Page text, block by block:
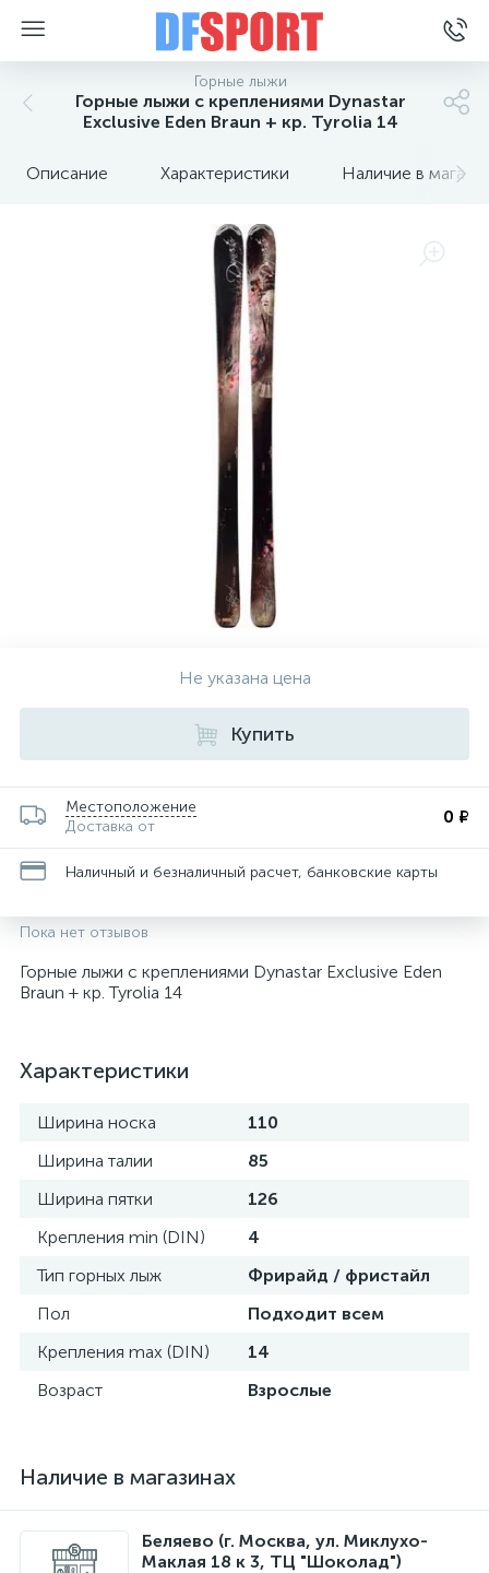
Горные лыжи
Горные лыжи с креплениями Dynastar
Exclusive Eden Braun + кр. Tyrolia 14
Описание Характеристики Наличие в
Не указана цена
Купить
Местоположение
Доставка от
0 ₽
Наличный и безналичный расчет, банковские карты
Пока нет отзывов
Горные лыжи с креплениями Dynastar Exclusive Eden
Braun + кр. Tyrolia 14
Характеристики
Ширина носка
110
Ширина талии
85
Ширина пятки
126
Крепления min (DIN)
4
Тип горных лыж
Фрирайд / фристайл
Пол
Подходит всем
Крепления max (DIN)
14
Возраст
Взрослые
Наличие в магазинах
Беляево (г. Москва, ул. Миклухо-
Маклая 18 к 3, ТЦ "Шоколад")